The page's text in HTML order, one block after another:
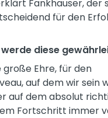
Fankhauser, der
für den
diese
große Ehre, für den
auf dem wir sein
auf dem absolut
Fortschritt immer